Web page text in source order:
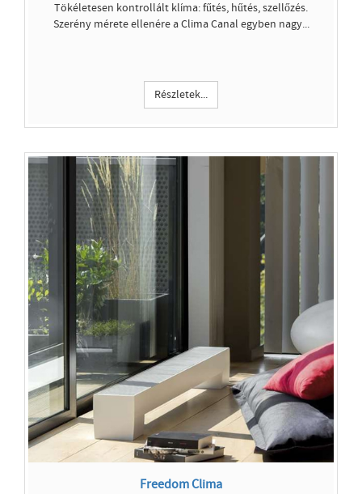
Tökéletesen kontrollált klíma: fűtés, hűtés, szellőzés.
Szerény mérete ellenére a Clima Canal egyben nagy...
Részletek...
Freedom Clima